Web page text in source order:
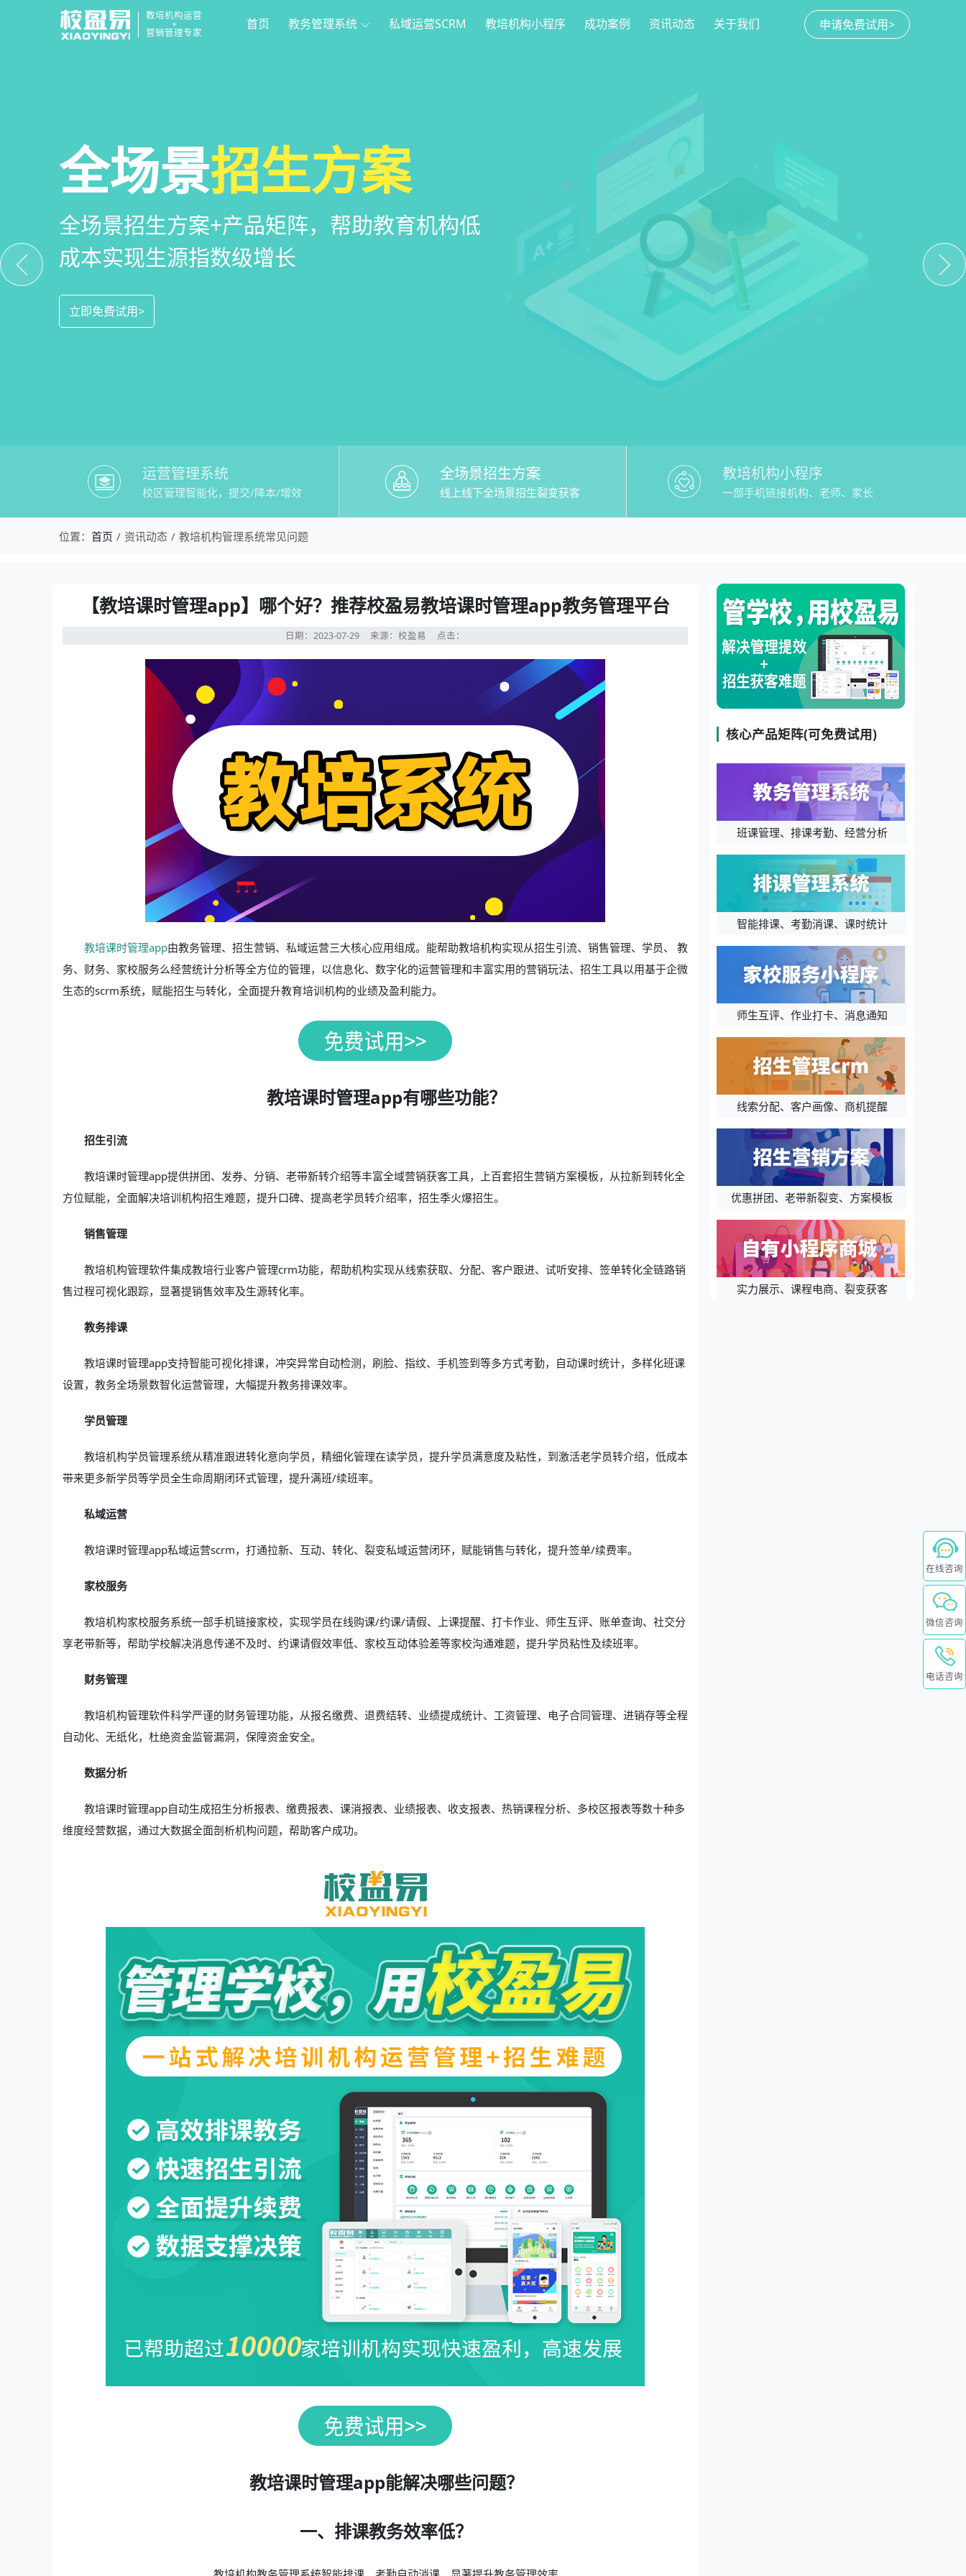
教培机构运营
+
营销管理专家
申请免费试用>
首页 教务管理系统 私域运营SCRM 教培机构小程序 成功案例 资讯动态 关于我们
校区运营管理系统
教培机构数字化全场景运营管理系统，全方
位解决学校经营管理难题
立即免费试用>
全场景招生方案
全场景招生方案+产品矩阵，帮助教育机构低
成本实现生源指数级增长
立即免费试用>
教培机构小程序
一部手机链接机构、学员、家长，管理更便
捷，互动零距离，体验更满意
立即免费试用>
运营管理系统
校区管理智能化，提交/降本/增效
全场景招生方案
线上线下全场景招生裂变获客
教培机构小程序
一部手机链接机构、老师、家长
校盈易-教培机构管理系统常见问题-【教培课时管理app】哪个好？推荐校盈易教培课时管理app教务管理平台
位置： 首页 资讯动态 教培机构管理系统常见问题
资讯详情：【教培课时管理app】哪个好？推荐校盈易教培课时管理app教务管理平台
【教培课时管理app】哪个好？推荐校盈易教培课时管理app教务管理平台
日期：2023-07-29 来源：校盈易 点击：
教培课时管理app由教务管理、招生营销、私域运营三大核心应用组成。能帮助教培机构实现从招生引流、销售管理、学员、 教
务、财务、家校服务么经营统计分析等全方位的管理，以信息化、数字化的运营管理和丰富实用的营销玩法、招生工具以用基于企微
生态的scrm系统，赋能招生与转化，全面提升教育培训机构的业绩及盈利能力。
教培课时管理app有哪些功能？
招生引流
教培课时管理app提供拼团、发券、分销、老带新转介绍等丰富全域营销获客工具，上百套招生营销方案模板，从拉新到转化全
方位赋能，全面解决培训机构招生难题，提升口碑、提高老学员转介绍率，招生季火爆招生。
销售管理
教培机构管理软件集成教培行业客户管理crm功能，帮助机构实现从线索获取、分配、客户跟进、试听安排、签单转化全链路销
售过程可视化跟踪，显著提销售效率及生源转化率。
教务排课
教培课时管理app支持智能可视化排课，冲突异常自动检测，刷脸、指纹、手机签到等多方式考勤，自动课时统计，多样化班课
设置，教务全场景数智化运营管理，大幅提升教务排课效率。
学员管理
教培机构学员管理系统从精准跟进转化意向学员，精细化管理在读学员，提升学员满意度及粘性，到激活老学员转介绍，低成本
带来更多新学员等学员全生命周期闭环式管理，提升满班/续班率。
私域运营
教培课时管理app私域运营scrm，打通拉新、互动、转化、裂变私域运营闭环，赋能销售与转化，提升签单/续费率。
家校服务
教培机构家校服务系统一部手机链接家校，实现学员在线购课/约课/请假、上课提醒、打卡作业、师生互评、账单查询、社交分
享老带新等，帮助学校解决消息传递不及时、约课请假效率低、家校互动体验差等家校沟通难题，提升学员粘性及续班率。
财务管理
教培机构管理软件科学严谨的财务管理功能，从报名缴费、退费结转、业绩提成统计、工资管理、电子合同管理、进销存等全程
自动化、无纸化，杜绝资金监管漏洞，保障资金安全。
数据分析
教培课时管理app自动生成招生分析报表、缴费报表、课消报表、业绩报表、收支报表、热销课程分析、多校区报表等数十种多
维度经营数据，通过大数据全面剖析机构问题，帮助客户成功。
教培课时管理app能解决哪些问题？
一、排课教务效率低？
核心产品矩阵(可免费试用)
班课管理、排课考勤、经营分析
智能排课、考勤消课、课时统计
师生互评、作业打卡、消息通知
线索分配、客户画像、商机提醒
优惠拼团、老带新裂变、方案模板
实力展示、课程电商、裂变获客
在线咨询
微信咨询
电话咨询